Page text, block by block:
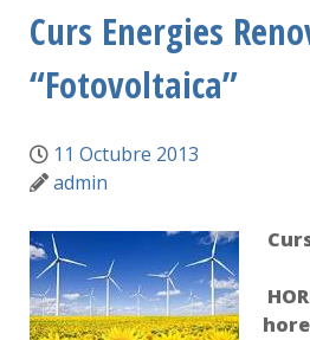
Curs Energies
“Fotovoltaica”
11 Octubre 2013
admin